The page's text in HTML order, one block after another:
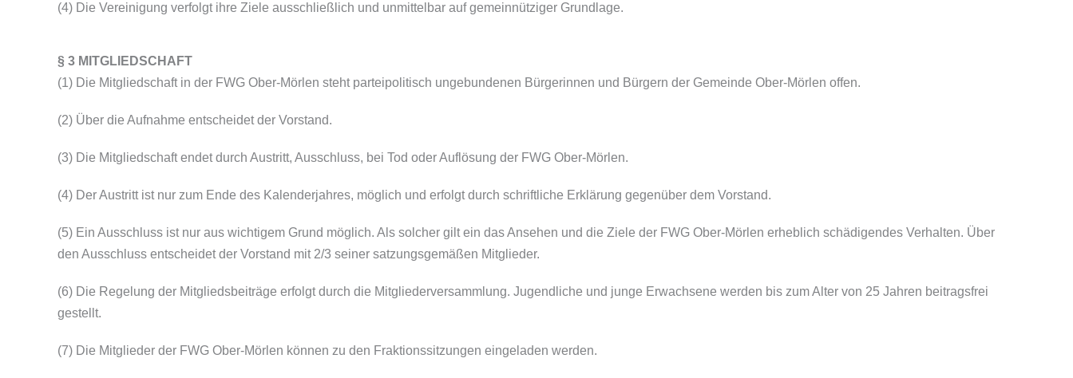
(4) Die Vereinigung verfolgt ihre Ziele ausschließlich und unmittelbar auf gemeinnütziger Grundlage.
§ 3 MITGLIEDSCHAFT
(1) Die Mitgliedschaft in der FWG Ober-Mörlen steht parteipolitisch ungebundenen Bürgerinnen und Bürgern der Gemeinde Ober-Mörlen offen.
(2) Über die Aufnahme entscheidet der Vorstand.
(3) Die Mitgliedschaft endet durch Austritt, Ausschluss, bei Tod oder Auflösung der FWG Ober-Mörlen.
(4) Der Austritt ist nur zum Ende des Kalenderjahres, möglich und erfolgt durch schriftliche Erklärung gegenüber dem Vorstand.
(5) Ein Ausschluss ist nur aus wichtigem Grund möglich. Als solcher gilt ein das Ansehen und die Ziele der FWG Ober-Mörlen erheblich schädigendes Verhalten. Über
den Ausschluss entscheidet der Vorstand mit 2/3 seiner satzungsgemäßen Mitglieder.
(6) Die Regelung der Mitgliedsbeiträge erfolgt durch die Mitgliederversammlung. Jugendliche und junge Erwachsene werden bis zum Alter von 25 Jahren beitragsfrei
gestellt.
(7) Die Mitglieder der FWG Ober-Mörlen können zu den Fraktionssitzungen eingeladen werden.